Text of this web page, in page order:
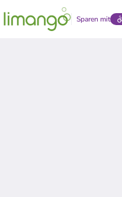
Sparen mit